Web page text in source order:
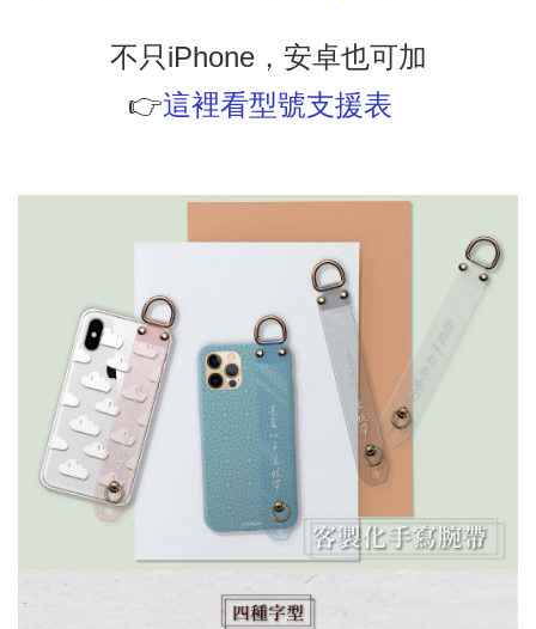
不只iPhone，安卓也可加
👉這裡看型號支援表